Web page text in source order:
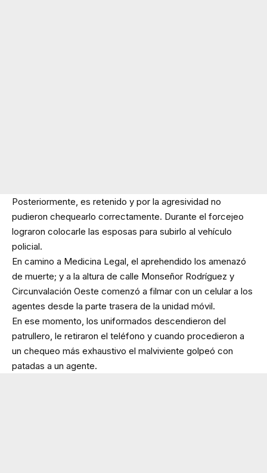
Posteriormente, es retenido y por la agresividad no
pudieron chequearlo correctamente. Durante el forcejeo
lograron colocarle las esposas para subirlo al vehículo
policial.
En camino a Medicina Legal, el aprehendido los amenazó
de muerte; y a la altura de calle Monseñor Rodríguez y
Circunvalación Oeste comenzó a filmar con un celular a los
agentes desde la parte trasera de la unidad móvil.
En ese momento, los uniformados descendieron del
patrullero, le retiraron el teléfono y cuando procedieron a
un chequeo más exhaustivo el malviviente golpeó con
patadas a un agente.